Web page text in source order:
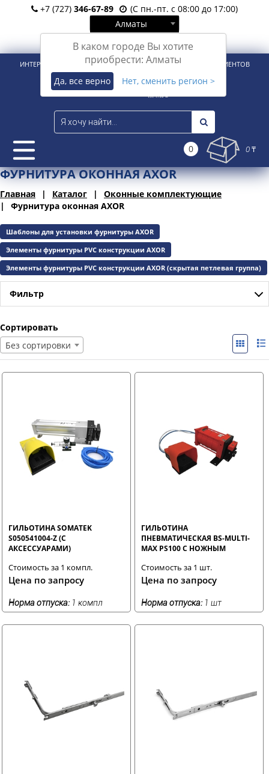
+7 (727) 346-67-89
(С пн.-пт. с 08:00 до 17:00)
Алматы
В каком городе Вы хотите
приобрести: Алматы
Да, все верно Нет, сменить регион >
Вход Регистрация
ИНТЕРНЕТ-МАГАЗИН ДЛЯ РОЗНИЧНЫХ И КОРПОРАТИВНЫХ КЛИЕНТОВ
0 0 ₸
ФУРНИТУРА ОКОННАЯ AXOR
Главная Каталог
Оконные комплектующие
Фурнитура оконная AXOR
Шаблоны для установки фурнитуры AXOR
Элементы фурнитуры PVC конструкции AXOR
Элементы фурнитуры PVC конструкции AXOR (скрытая петлевая группа)
Фильтр
Сортировать
Без сортировки
ГИЛЬОТИНА SOMATEK
S050541004-Z (C
АКСЕССУАРАМИ)
Стоимость за 1 компл.
Цена по запросу
Норма отпуска: 1 компл
ГИЛЬОТИНА
ПНЕВМАТИЧЕСКАЯ BS-MULTI-
MAX PS100 С НОЖНЫМ
Стоимость за 1 шт.
Цена по запросу
Норма отпуска: 1 шт